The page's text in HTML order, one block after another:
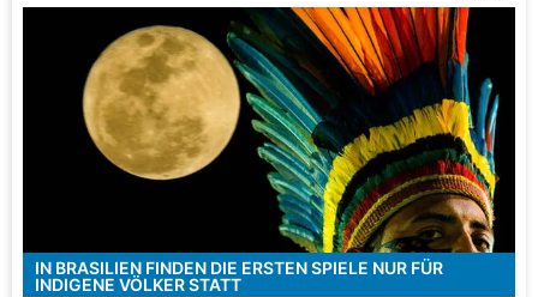
IN BRASILIEN FINDEN DIE ERSTEN SPIELE NUR FÜR
INDIGENE VÖLKER STATT